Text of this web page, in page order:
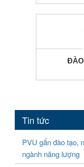
Tin tức
PVU gắn đào tạo,
ngành năng lượng